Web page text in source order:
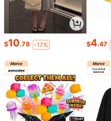
$10.78 -17% $4.47